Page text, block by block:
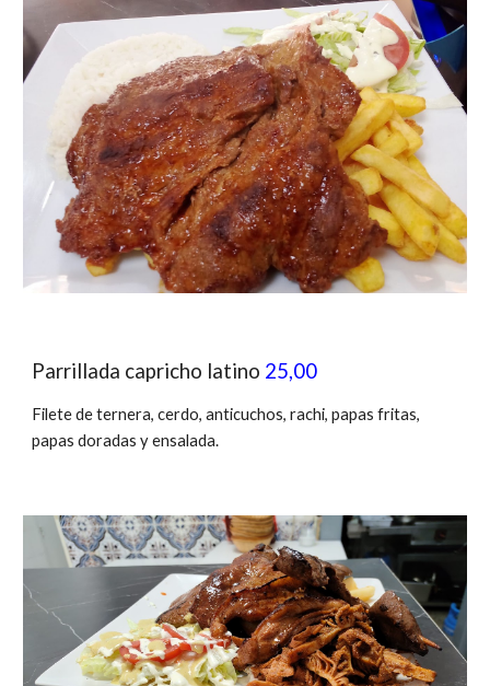
Parrillada capricho latino 25,00
Filete de ternera, cerdo, anticuchos, rachi, papas fritas,
papas doradas y ensalada.